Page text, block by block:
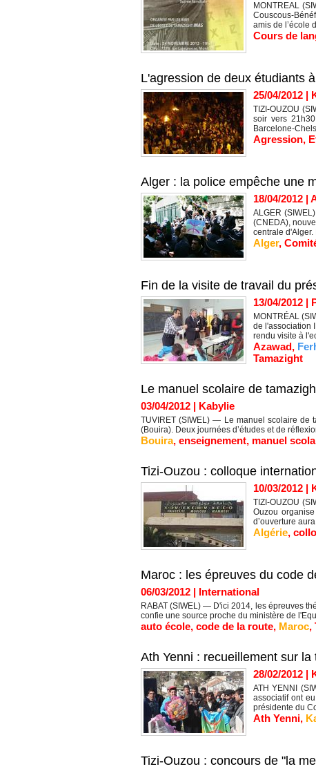
MONTREAL
Couscous-
amis de l’école
Cours de
L'agression de deux étudiants
25/04/2012 |
TIZI-OUZOU
soir vers
Barcelone-
Agression,
Alger : la police empêche une
18/04/2012 |
ALGER
(CNEDA),
centrale d'Alger.
Alger,
Fin de la visite de travail du
13/04/2012 |
MONTRÉAL
de l'association
rendu visite à
Azawad,
Tamazight
Le manuel scolaire de
03/04/2012 | Kabylie
TUVIRET (SIWEL) — Le manuel scolaire de
(Bouira). Deux journées d’études et de
Bouira, enseignement, manuel
Tizi-Ouzou : colloque
10/03/2012 |
TIZI-OUZOU
Ouzou
d’ouverture
Algérie,
Maroc : les épreuves du code
06/03/2012 | International
RABAT (SIWEL) — D'ici 2014, les épreuves
confie une source proche du ministère de
auto école, code de la route, Maroc,
Ath Yenni : recueillement sur
28/02/2012 |
ATH YENNI
associatif ont
présidente du
Ath Yenni,
Tizi-Ouzou : concours de "la